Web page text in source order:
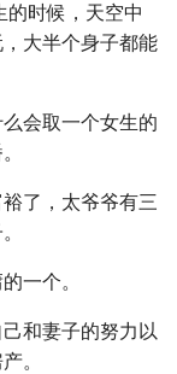
时候，天空中
大半个身子都能
会取一个女生的
了，太爷爷有三
一个。
和妻子的努力以
。